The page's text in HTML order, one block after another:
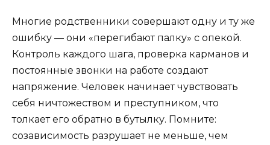
Многие родственники совершают одну и ту же
ошибку — они «перегибают палку» с опекой.
Контроль каждого шага, проверка карманов и
постоянные звонки на работе создают
напряжение. Человек начинает чувствовать
себя ничтожеством и преступником, что
толкает его обратно в бутылку. Помните:
созависимость разрушает не меньше, чем